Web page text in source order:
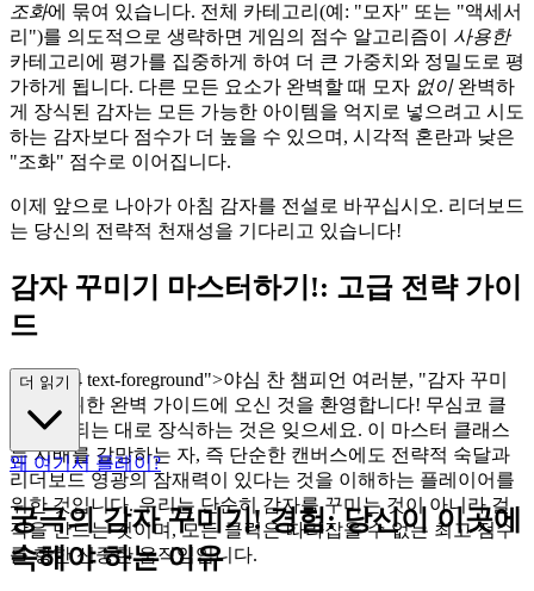
조화에 묶여 있습니다. 전체 카테고리(예: "모자" 또는 "액세서
리")를 의도적으로 생략하면 게임의 점수 알고리즘이 사용한
카테고리에 평가를 집중하게 하여 더 큰 가중치와 정밀도로 평
가하게 됩니다. 다른 모든 요소가 완벽할 때 모자 없이완벽하
게 장식된 감자는 모든 가능한 아이템을 억지로 넣으려고 시도
하는 감자보다 점수가 더 높을 수 있으며, 시각적 혼란과 낮은
"조화" 점수로 이어집니다.
이제 앞으로 나아가 아침 감자를 전설로 바꾸십시오. 리더보드
는 당신의 전략적 천재성을 기다리고 있습니다!
감자 꾸미기 마스터하기!: 고급 전략 가이
드
ss="mb-4 text-foreground">야심 찬 챔피언 여러분, "감자 꾸미
기!"를 위한 완벽 가이드에 오신 것을 환영합니다! 무심코 클
릭하고 되는 대로 장식하는 것은 잊으세요. 이 마스터 클래스
는 지배를 갈망하는 자, 즉 단순한 캔버스에도 전략적 숙달과
리더보드 영광의 잠재력이 있다는 것을 이해하는 플레이어를
위한 것입니다. 우리는 단순히 감자를 꾸미는 것이 아니라 걸
작을 만드는 것이며, 모든 클릭은 따라잡을 수 없는 최고 점수
를 향한 신중한 움직임입니다.
더 읽기
왜 여기서 플레이?
궁극의 감자 꾸미기! 경험: 당신이 이곳에
속해야 하는 이유